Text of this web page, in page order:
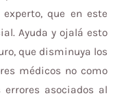
que en este
Ayuda y ojalá esto
que disminuya los
médicos no como
asociados al